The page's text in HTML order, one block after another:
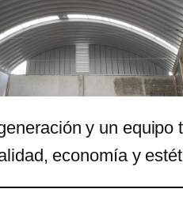
y un
economía y